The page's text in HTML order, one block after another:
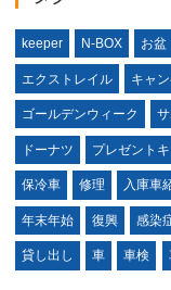
keeper N-BOX お盆
エクストレイル キャ
ゴールデンウィーク
ドーナツ プレゼント
保冷車 修理 入庫車
年末年始 復興 感染
貸し出し 車 車検